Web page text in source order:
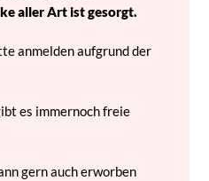
aller Art ist gesorgt.
anmelden aufgrund der
es immernoch freie
gern auch erworben